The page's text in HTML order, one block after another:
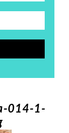
014-1-